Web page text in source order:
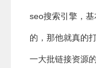
seo搜索引擎，
的，那他就真的
一大批链接资源